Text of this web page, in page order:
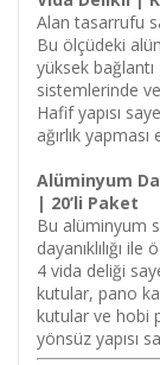
Alan tasarrufu
Bu ölçüdeki
yüksek
sistemlerinde
Hafif yapısı
ağırlık
Alüminyum
| 20’li Paket
Bu alüminyum
dayanıklılığı
4 vida deliği
kutular, pano
kutular ve hobi
yönsüz yapısı